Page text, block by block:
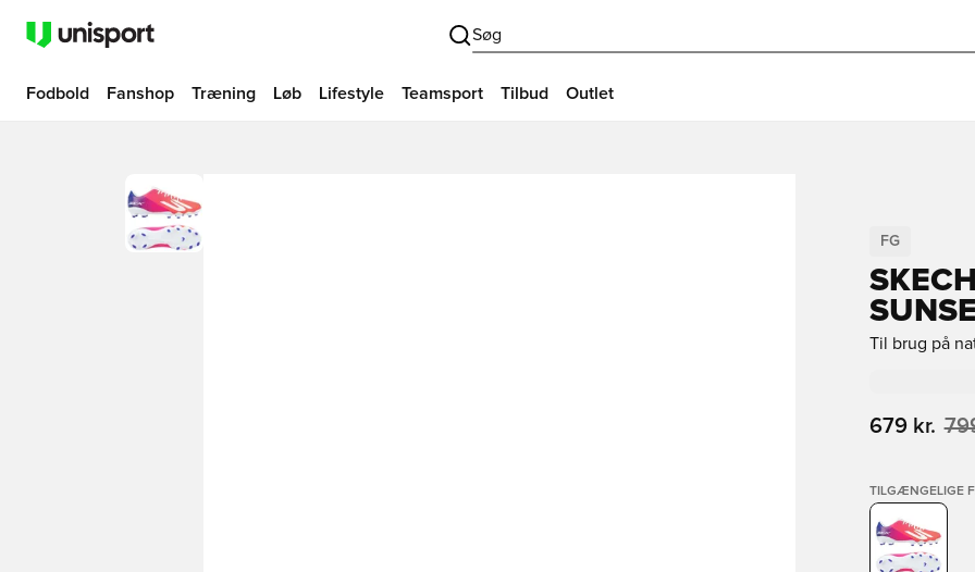
Søg
Fodbold Fanshop Træning Løb Lifestyle Teamsport Tilbud Outlet
FG
Til brug på
679 kr.
TILGÆNGELIGE